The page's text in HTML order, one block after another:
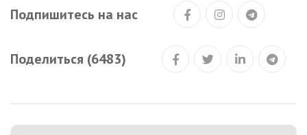
Подпишитесь на нас
Поделиться (6483)